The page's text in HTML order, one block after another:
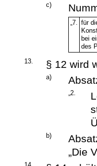
c)
„7.
für
bei
des
13.
§ 12 wird
a)
„2.
b)
„Die